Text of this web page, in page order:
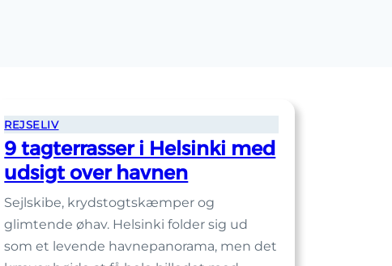
REJSELIV
9 tagterrasser i Helsinki med
udsigt over havnen
Sejlskibe, krydstogtskæmper og
glimtende øhav. Helsinki folder sig ud
som et levende havnepanorama, men det